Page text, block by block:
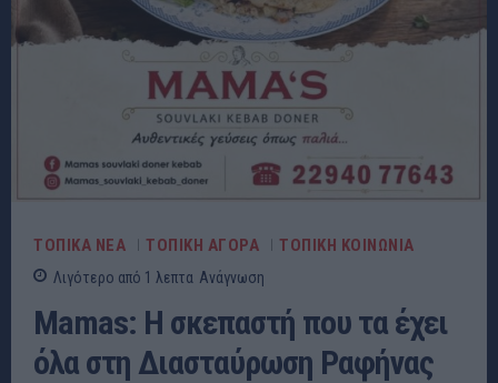
ΤΟΠΙΚΑ ΝΕΑ ΤΟΠΙΚΗ ΑΓΟΡΑ ΤΟΠΙΚΗ ΚΟΙΝΩΝΙΑ
Λιγότερο από 1 λεπτα Ανάγνωση
Mamas: Η σκεπαστή που τα έχει
όλα στη Διασταύρωση Ραφήνας